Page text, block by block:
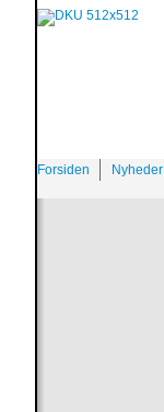
Forsiden Nyheder